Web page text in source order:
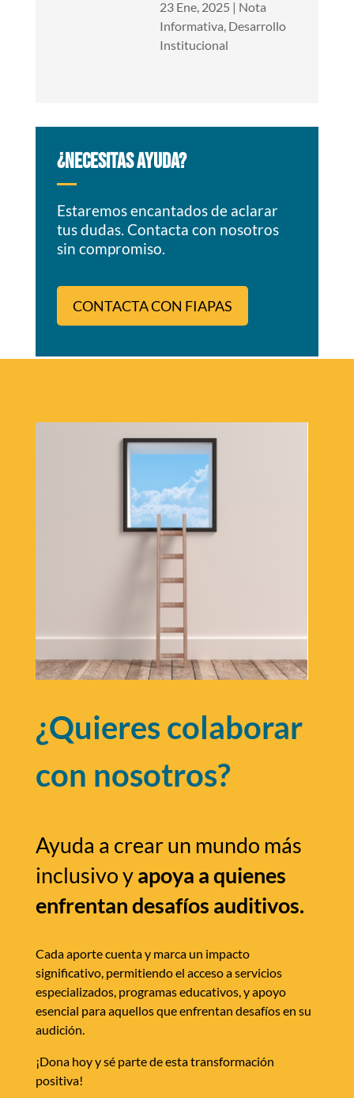
23 Ene, 2025 | Nota
Informativa, Desarrollo
Institucional
¿NECESITAS AYUDA?
Estaremos encantados de aclarar
tus dudas. Contacta con nosotros
sin compromiso.
CONTACTA CON FIAPAS
¿Quieres colaborar
con nosotros?
Ayuda a crear un mundo más
inclusivo yapoya a quienes
enfrentan desafíos auditivos.
Cada aporte cuenta y marca un impacto
significativo, permitiendo el acceso a servicios
especializados, programas educativos, y apoyo
esencial para aquellos que enfrentan desafíos en su
audición.
¡Dona hoy y sé parte de esta transformación
positiva!